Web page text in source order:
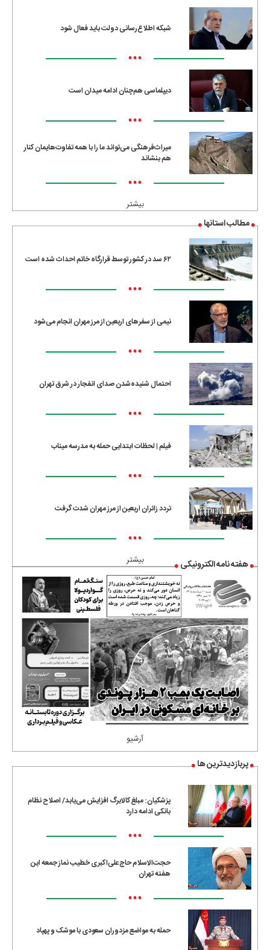
شبکه اطلاع‌رسانی دولت باید فعال شود
•••
دیپلماسی هم‌چنان ادامه میدان است
•••
میراث‌فرهنگی می‌تواند ما را با همه تفاوت‌هایمان کنار
هم بنشاند
•••
بیشتر
مطالب استانها
۶۲ سد در کشور توسط قرارگاه خاتم احداث شده است
•••
نیمی از سفرهای اربعین از مرز مهران انجام می‌شود
•••
احتمال شنیده‌شدن صدای انفجار در شرق تهران
•••
فیلم | لحظات ابتدایی حمله به مدرسه میناب
•••
تردد زائران اربعین از مرز مهران شدت گرفت
•••
بیشتر هفته نامه الکترونیکی
آرشیو
پربازدیدترین ها
پزشکیان: مبلغ کالابرگ افزایش می‌یابد/ اصلاح نظام
بانکی ادامه دارد
•••
حجت‌الاسلام حاج‌علی‌اکبری خطیب نماز جمعه این
هفته تهران
•••
حمله به مواضع مزدوران سعودی با موشک و پهپاد